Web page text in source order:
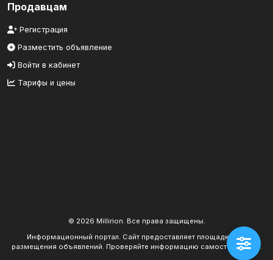
Продавцам
Регистрация
Разместить объявление
Войти в кабинет
Тарифы и цены
© 2026 Millirion. Все права защищены.
Информационный портал. Сайт предоставляет площадку для
размещения объявлений. Проверяйте информацию самостоятельно.